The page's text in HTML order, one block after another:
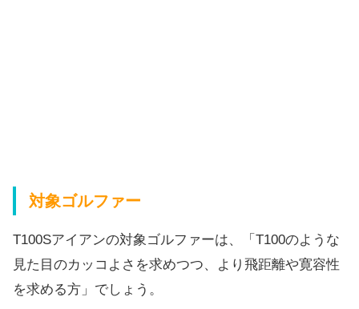
対象ゴルファー
T100Sアイアンの対象ゴルファーは、「T100のような
見た目のカッコよさを求めつつ、より飛距離や寛容性
を求める方」でしょう。